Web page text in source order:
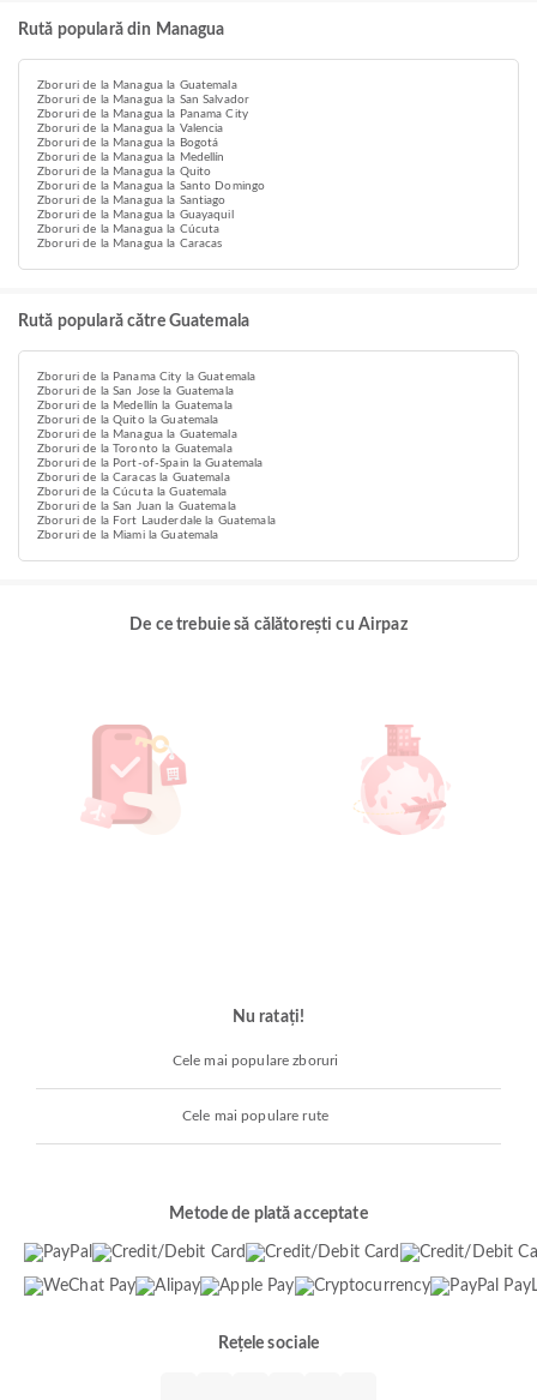
Rută populară din Managua
Zboruri de la Managua la Guatemala
Zboruri de la Managua la San Salvador
Zboruri de la Managua la Panama City
Zboruri de la Managua la Valencia
Zboruri de la Managua la Bogotá
Zboruri de la Managua la Medellín
Zboruri de la Managua la Quito
Zboruri de la Managua la Santo Domingo
Zboruri de la Managua la Santiago
Zboruri de la Managua la Guayaquil
Zboruri de la Managua la Cúcuta
Zboruri de la Managua la Caracas
Rută populară către Guatemala
Zboruri de la Panama City la Guatemala
Zboruri de la San Jose la Guatemala
Zboruri de la Medellín la Guatemala
Zboruri de la Quito la Guatemala
Zboruri de la Managua la Guatemala
Zboruri de la Toronto la Guatemala
Zboruri de la Port-of-Spain la Guatemala
Zboruri de la Caracas la Guatemala
Zboruri de la Cúcuta la Guatemala
Zboruri de la San Juan la Guatemala
Zboruri de la Fort Lauderdale la Guatemala
Zboruri de la Miami la Guatemala
De ce trebuie să călătorești cu Airpaz
Nu ratați!
Cele mai populare zboruri
Cele mai populare rute
Metode de plată acceptate
Rețele sociale